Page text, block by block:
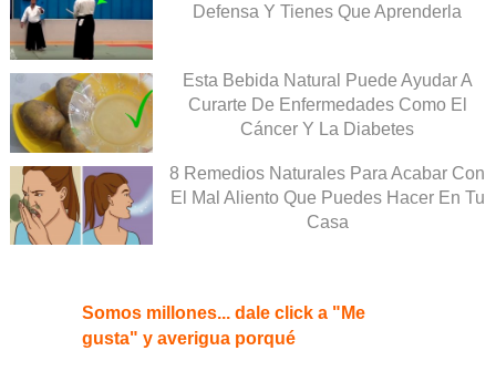
Defensa Y Tienes Que Aprenderla
Esta Bebida Natural Puede Ayudar A
Curarte De Enfermedades Como El
Cáncer Y La Diabetes
8 Remedios Naturales Para Acabar Con
El Mal Aliento Que Puedes Hacer En Tu
Casa
Somos millones... dale click a "Me
gusta" y averigua porqué